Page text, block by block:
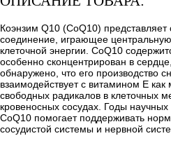
Коэнзим Q10 (CoQ10)
соединение, играющее
клеточной энергии. CoQ10
особенно сконцентрирован в
обнаружено, что его производство
взаимодействует с витамином Е
свободных радикалов в клеточных
кровеносных сосудах. Годы
CoQ10 помогает поддерживать
сосудистой системы и нервной